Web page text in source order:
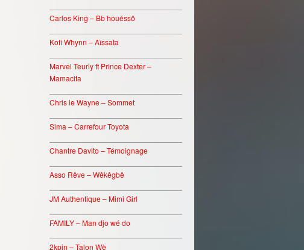
Carlos King – Bb houéssô
Kofi Whynn – Aïssata
Marvel Teurly ft Prince Dexter –
Mamacita
Chris le Wayne – Sommet
Sima – Carrefour Toyota
Chantre Davito – Témoignage
Asso Rêve – Wêkêgbê
JM Authentique – Mimi Girl
FAMILY – Man djo wé do
2kpin – Talon Wè